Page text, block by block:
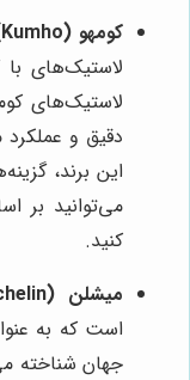
کومهو (Kumho):
لاستیک‌های
لاستیک‌های
دقیق و
این برند،
می‌توانید بر
کنید.
میشلن (Michelin):
است که به
جهان شناخته